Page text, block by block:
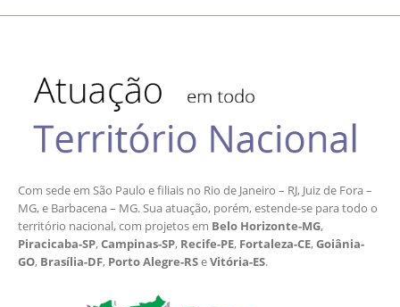
Com sede em São Paulo e filiais no Rio de Janeiro – RJ, Juiz de Fora –
MG, e Barbacena – MG. Sua atuação, porém, estende-se para todo o
território nacional, com projetos em Belo Horizonte-MG,
Piracicaba-SP,Campinas-SP, Recife-PE, Fortaleza-CE,Goiânia-
GO, Brasília-DF, Porto Alegre-RSeVitória-ES.